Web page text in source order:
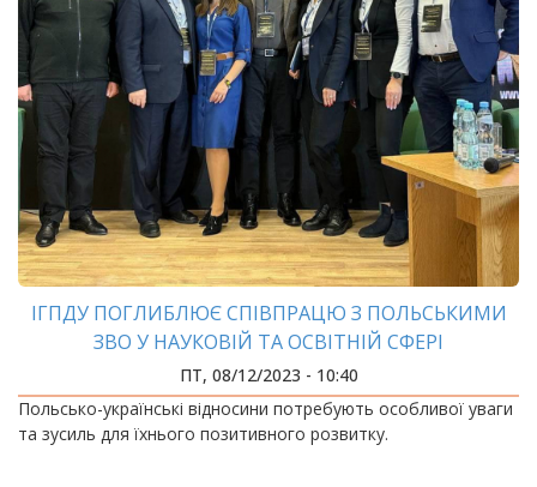
ІГПДУ ПОГЛИБЛЮЄ СПІВПРАЦЮ З ПОЛЬСЬКИМИ
ЗВО У НАУКОВІЙ ТА ОСВІТНІЙ СФЕРІ
ПТ, 08/12/2023 - 10:40
Польсько-українські відносини потребують особливої уваги
та зусиль для їхнього позитивного розвитку.